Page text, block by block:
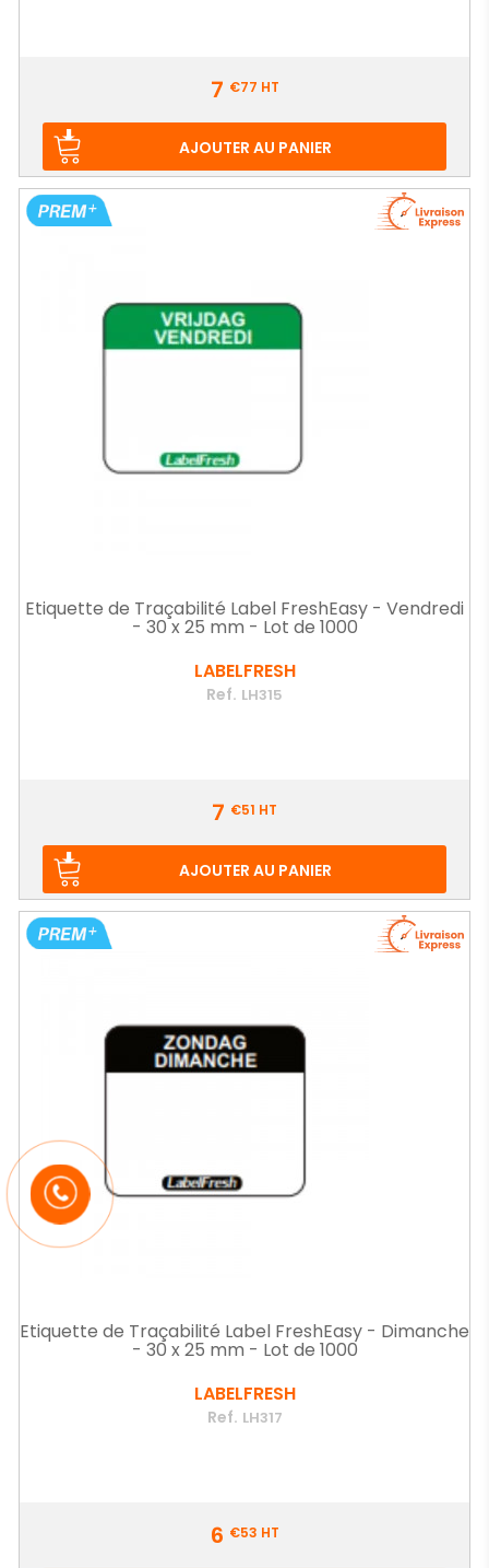
7 €77 HT
AJOUTER AU PANIER
Etiquette de Traçabilité Label FreshEasy - Vendredi
- 30 x 25 mm - Lot de 1000
LABELFRESH
Ref. LH315
7 €51 HT
AJOUTER AU PANIER
Etiquette de Traçabilité Label FreshEasy - Dimanche
- 30 x 25 mm - Lot de 1000
LABELFRESH
Ref. LH317
6 €53 HT